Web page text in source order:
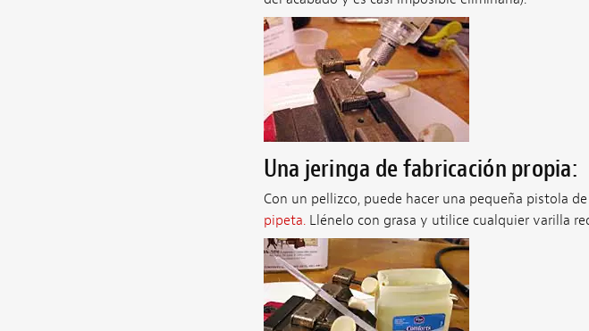
Una jeringa de fabricación propia:
Con un pellizco, puede hacer una pequeña pistola
pipeta.Llénelo con grasa y utilice cualquier varilla